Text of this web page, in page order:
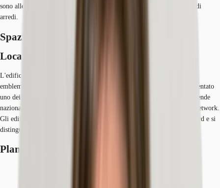
sono allestiti e possono essere rilasciati in Plug&Play quindi compresi di
arredi.
Spazi disponibili
Location
L'edificio è ubicato nel "Quartiere Affari Milano Lorenteggio", un
emblematico esempio di riqualificazione di un territorio periferico, diventato
uno dei più importanti poli di uffici di Milano grazie alle numerose aziende
nazionali ed internazionali che hanno scelto di stabilircisi, creando un network.
Gli edifici del quartiere sono tutti realizzati secondo i più elevati standard e si
distinguono per conferire uno skyline suggestivo su Milano.
Planimetrie